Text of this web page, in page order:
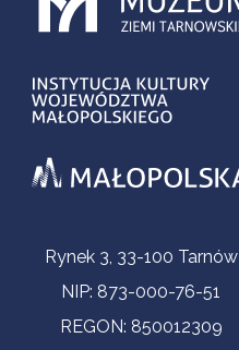
kontaktowe
Rynek 3, 33-100 Tarnów
NIP: 873-000-76-51
REGON: 850012309